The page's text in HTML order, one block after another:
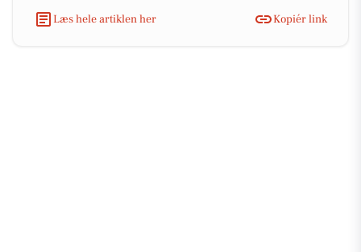
Læs hele artiklen her
Kopiér link